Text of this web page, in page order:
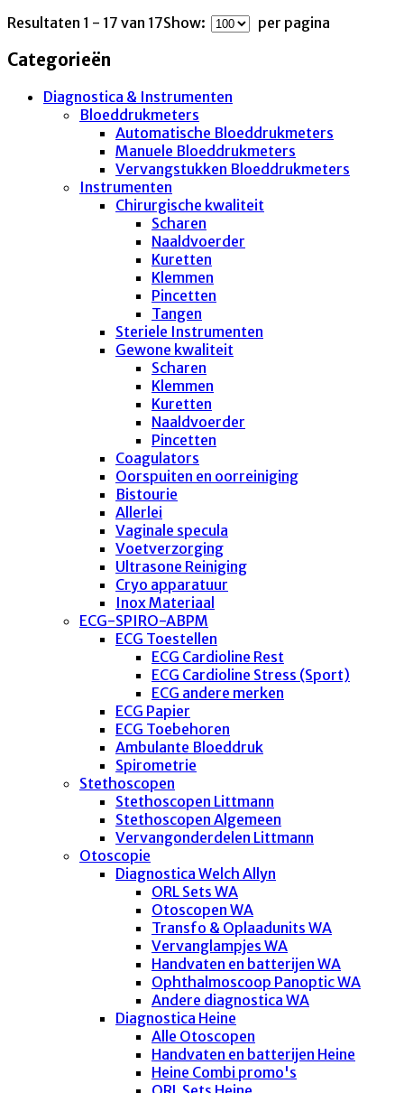
Resultaten 1 - 17 van 17Show: per pagina
Categorieën
Diagnostica & Instrumenten
Bloeddrukmeters
Automatische Bloeddrukmeters
Manuele Bloeddrukmeters
Vervangstukken Bloeddrukmeters
Instrumenten
Chirurgische kwaliteit
Scharen
Naaldvoerder
Kuretten
Klemmen
Pincetten
Tangen
Steriele Instrumenten
Gewone kwaliteit
Scharen
Klemmen
Kuretten
Naaldvoerder
Pincetten
Coagulators
Oorspuiten en oorreiniging
Bistourie
Allerlei
Vaginale specula
Voetverzorging
Ultrasone Reiniging
Cryo apparatuur
Inox Materiaal
ECG-SPIRO-ABPM
ECG Toestellen
ECG Cardioline Rest
ECG Cardioline Stress (Sport)
ECG andere merken
ECG Papier
ECG Toebehoren
Ambulante Bloeddruk
Spirometrie
Stethoscopen
Stethoscopen Littmann
Stethoscopen Algemeen
Vervangonderdelen Littmann
Otoscopie
Diagnostica Welch Allyn
ORL Sets WA
Otoscopen WA
Transfo & Oplaadunits WA
Vervanglampjes WA
Handvaten en batterijen WA
Ophthalmoscoop Panoptic WA
Andere diagnostica WA
Diagnostica Heine
Alle Otoscopen
Handvaten en batterijen Heine
Heine Combi promo's